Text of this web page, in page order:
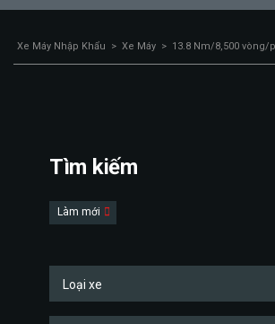
Xe Máy Nhập Khẩu > Xe Máy > 13.8 Nm/8,500 vòng/
Tìm kiếm
Làm mới
Loại xe